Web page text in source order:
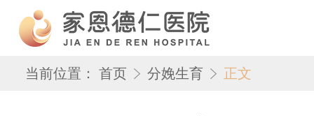
当前位置： 首页 分娩生育 正文